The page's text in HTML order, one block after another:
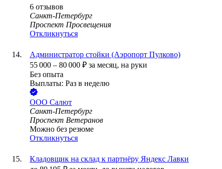
6 отзывов
Санкт-Петербург
Проспект Просвещения
Откликнуться
Администратор стойки (Аэропорт Пулково)
55 000 – 80 000 ₽ за месяц, на руки
Без опыта
Выплаты: Раз в неделю
ООО Салют
Санкт-Петербург
Проспект Ветеранов
Можно без резюме
Откликнуться
Кладовщик на склад к партнёру Яндекс Лавки